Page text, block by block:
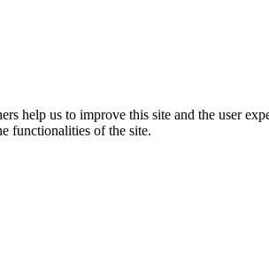
help us to improve this site and the user
functionalities of the site.